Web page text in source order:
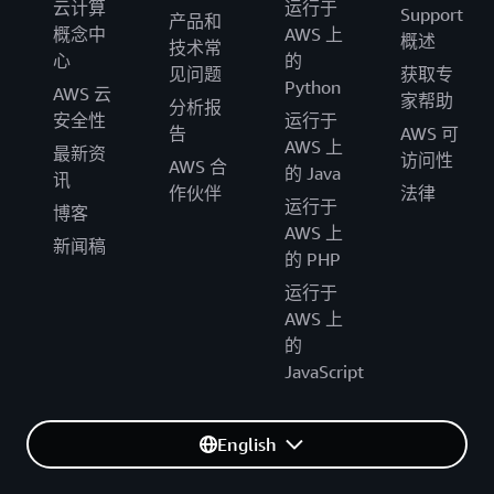
云计算
概念中
心
AWS 云
安全性
最新资
讯
博客
新闻稿
产品和
技术常
见问题
分析报
告
AWS 合
作伙伴
运行于
AWS 上
的
Python
运行于
AWS 上
的 Java
运行于
AWS 上
的 PHP
运行于
AWS 上
的
JavaScript
Support
概述
获取专
家帮助
AWS 可
访问性
法律
English